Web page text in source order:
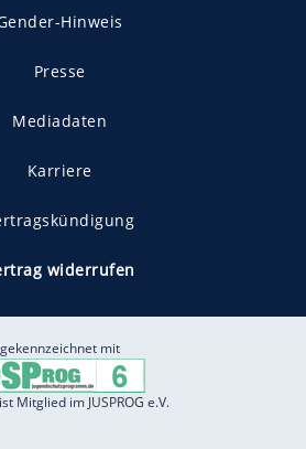
Hinweis
Presse
Mediadaten
Karriere
widerrufen
gekennzeichnet mit
Mitglied im JUSPROG e.V.